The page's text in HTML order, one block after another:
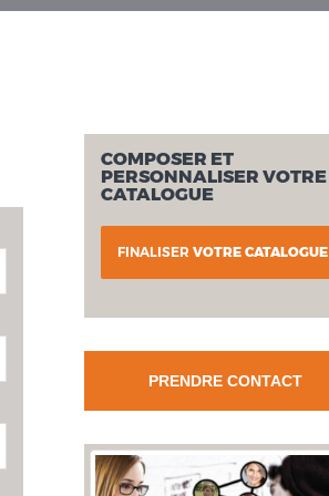
COMPOSER ET
PERSONNALISER VOTRE
CATALOGUE
FINALISER VOTRE CATALOGUE
PRENDRE CONTACT